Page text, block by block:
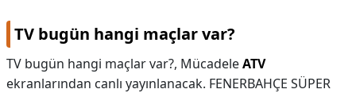
TV bugün hangi maçlar var?
TV bugün hangi maçlar var?, MücadeleATV
ekranlarından canlı yayınlanacak. FENERBAHÇE SÜPER